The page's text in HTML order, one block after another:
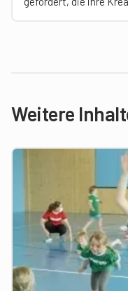
Weitere